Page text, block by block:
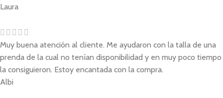
Laura
Muy buena atención al cliente. Me ayudaron con la talla de una
prenda de la cual no tenían disponibilidad y en muy poco tiempo
la consiguieron. Estoy encantada con la compra.
Albi